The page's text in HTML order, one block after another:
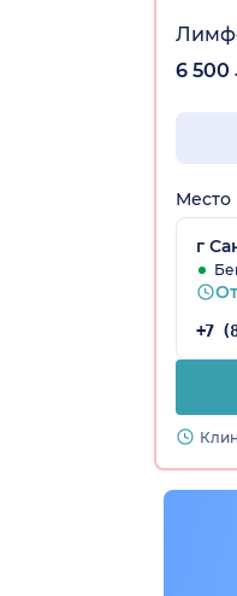
6 500
Место
г